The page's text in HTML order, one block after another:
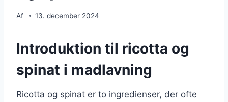
Af 13. december 2024
Introduktion til ricotta og
spinat i madlavning
Ricotta og spinat er to ingredienser, der ofte